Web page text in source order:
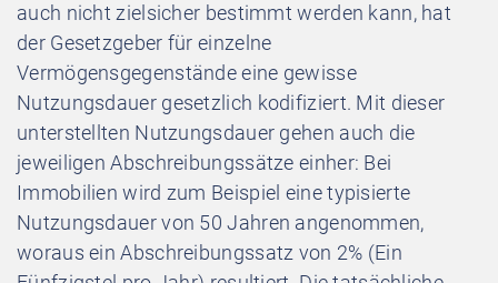
auch nicht zielsicher bestimmt werden kann, hat
der Gesetzgeber für einzelne
Vermögensgegenstände eine gewisse
Nutzungsdauer gesetzlich kodifiziert. Mit dieser
unterstellten Nutzungsdauer gehen auch die
jeweiligen Abschreibungssätze einher: Bei
Immobilien wird zum Beispiel eine typisierte
Nutzungsdauer von 50 Jahren angenommen,
woraus ein Abschreibungssatz von 2% (Ein